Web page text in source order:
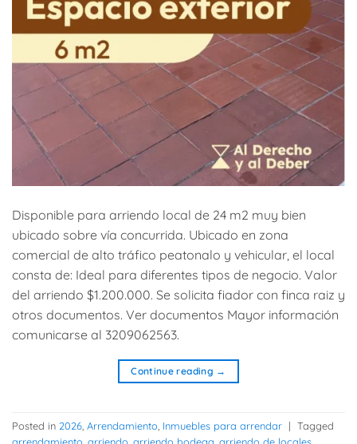
Disponible para arriendo local de 24 m2 muy bien
ubicado sobre vía concurrida. Ubicado en zona
comercial de alto tráfico peatonalo y vehicular, el local
consta de: Ideal para diferentes tipos de negocio. Valor
del arriendo $1.200.000. Se solicita fiador con finca raiz y
otros documentos. Ver documentos Mayor información
comunicarse al 3209062563.
Continue reading →
Posted in 2026 Arrendamiento Inmuebles para arrendar | Tagged